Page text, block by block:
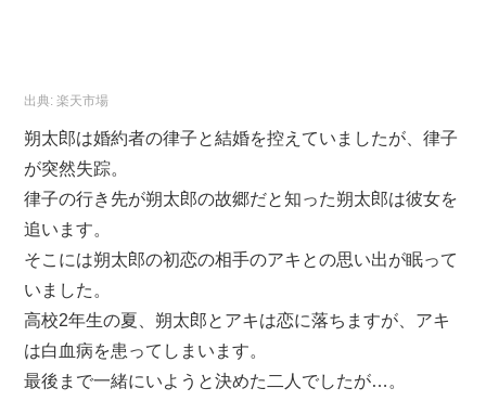
出典:楽天市場
朔太郎は婚約者の律子と結婚を控えていましたが、律子
が突然失踪。
律子の行き先が朔太郎の故郷だと知った朔太郎は彼女を
追います。
そこには朔太郎の初恋の相手のアキとの思い出が眠って
いました。
高校2年生の夏、朔太郎とアキは恋に落ちますが、アキ
は白血病を患ってしまいます。
最後まで一緒にいようと決めた二人でしたが…。